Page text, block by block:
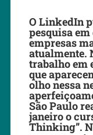
O LinkedIn
pesquisa em
empresas
atualmente.
trabalho em
que
olho nessa
São Paulo
janeiro o
Thinking”.